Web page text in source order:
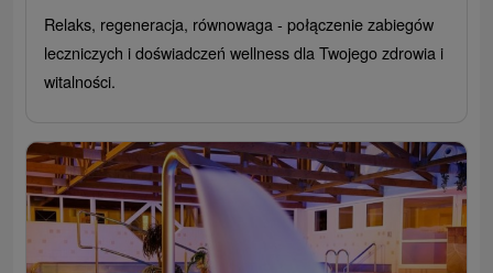
Relaks, regeneracja, równowaga - połączenie zabiegów
leczniczych i doświadczeń wellness dla Twojego zdrowia i
witalności.